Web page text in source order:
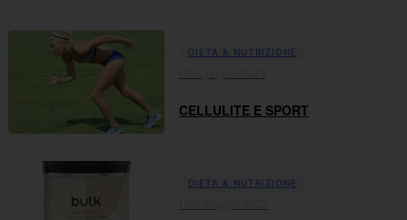
DIETA & NUTRIZIONE
CELLULITE E SPORT
DIETA & NUTRIZIONE